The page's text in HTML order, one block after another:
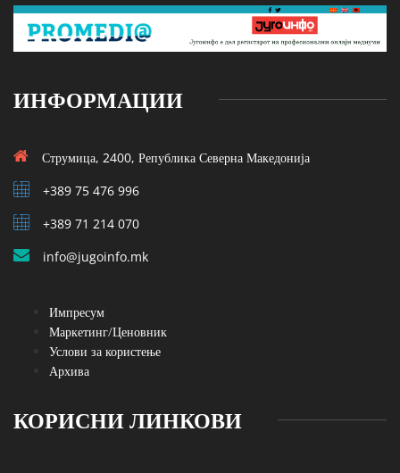
ИНФОРМАЦИИ
Струмица, 2400, Република Северна Македонија
+389 75 476 996
+389 71 214 070
info@jugoinfo.mk
Импресум
Маркетинг/Ценовник
Услови за користење
Архива
КОРИСНИ ЛИНКОВИ